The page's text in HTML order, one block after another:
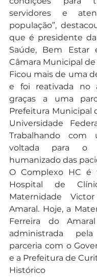
servidores e
população”,
que é presidente
Saúde, Bem Estar
Câmara Municipal
Ficou mais de uma
e foi reativada no
graças a uma
Prefeitura Municipal
Universidade
Trabalhando com
voltada para o
humanizado das
O Complexo HC é
Hospital de
Maternidade
Amaral. Hoje, a
Ferreira do
administrada
parceria com o
e a Prefeitura de
Histórico